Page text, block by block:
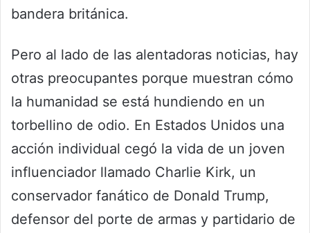
bandera británica.
Pero al lado de las alentadoras noticias, hay
otras preocupantes porque muestran cómo
la humanidad se está hundiendo en un
torbellino de odio. En Estados Unidos una
acción individual cegó la vida de un joven
influenciador llamado Charlie Kirk, un
conservador fanático de Donald Trump,
defensor del porte de armas y partidario de